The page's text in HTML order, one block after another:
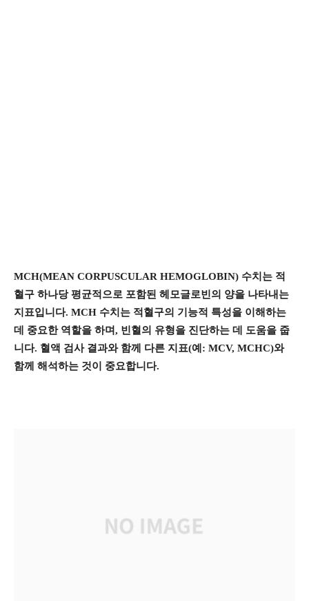
MCH(MEAN CORPUSCULAR HEMOGLOBIN) 수치는 적
혈구 하나당 평균적으로 포함된 헤모글로빈의 양을 나타내는
지표입니다. MCH 수치는 적혈구의 기능적 특성을 이해하는
데 중요한 역할을 하며, 빈혈의 유형을 진단하는 데 도움을 줍
니다. 혈액 검사 결과와 함께 다른 지표(예: MCV, MCHC)와
함께 해석하는 것이 중요합니다.